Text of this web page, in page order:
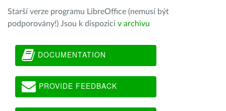
Starší verze programu LibreOffice (nemusí být
podporovány!) Jsou k dispozici v archivu
DOCUMENTATION
PROVIDE FEEDBACK